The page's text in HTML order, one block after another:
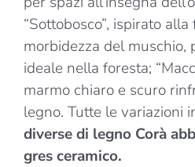
“Sottobosco”, ispirato
morbidezza del muschio,
ideale nella foresta;
marmo chiaro e scuro
legno. Tutte le variazioni
diverse di legno Corà
gres ceramico.